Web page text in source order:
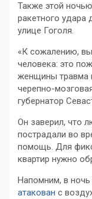
Также этой
ракетного удара
улице Гоголя.
«К сожалению,
человека: это
женщины травма
черепно-
губернатор
Он заверил, что
пострадали во
помощь. Для
квартир нужно
Напомним, в
атакован с